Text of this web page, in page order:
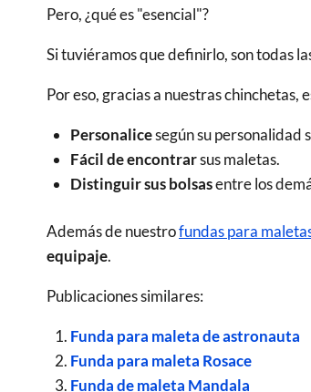
Pero, ¿qué es "esencial"?
Si tuviéramos que definirlo, son todas
Por eso, gracias a nuestras chinchetas,
Personalicesegún su personalidad
Fácil de encontrarsus maletas.
Distinguir sus bolsasentre los
Además de nuestrofundas para
equipaje.
Publicaciones similares:
Funda para maleta de astronauta
Funda para maleta Rosace
Funda de maleta Mandala